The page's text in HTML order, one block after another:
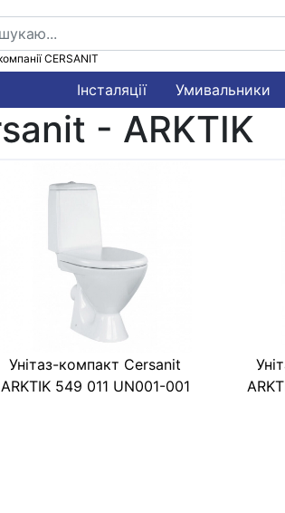
CERSANIT
Інсталяції Умивальники
- ARKTIK
Унітаз-компакт Cersanit
ARKTIK 549 011 UN001-001